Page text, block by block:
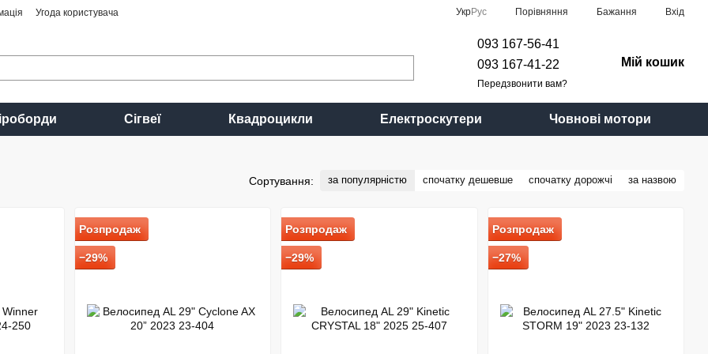
Угода користувача УкрРус Порівняння Бажання Вхід
093 167-56-41
093 167-41-22
Передзвонити вам?
Мій кошик
Сігвеї Квадроцикли Електроскутери Човнові мотори
Сортування: за популярністю спочатку дешевше спочатку дорожчі за назвою
Розпродаж
−29%
Розпродаж
−29%
Розпродаж
−27%